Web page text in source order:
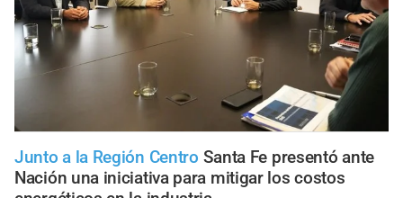
Junto a la Región Centro Santa Fe presentó ante
Nación una iniciativa para mitigar los costos